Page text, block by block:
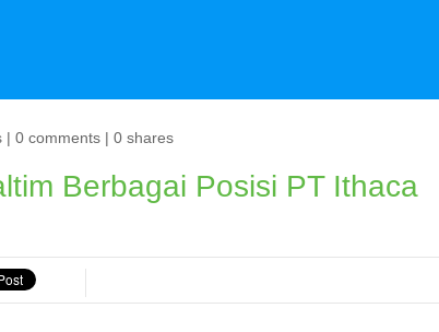
| 0 comments | 0 shares
Berbagai Posisi PT Ithaca